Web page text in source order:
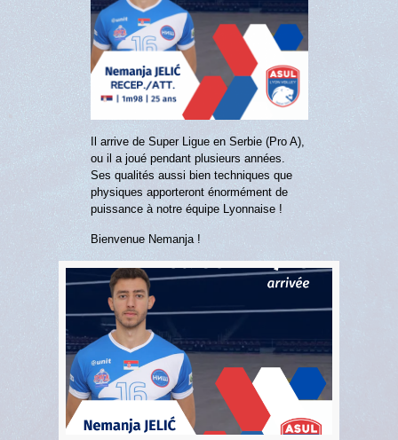
Il arrive de Super Ligue en Serbie (Pro A),
ou il a joué pendant plusieurs années.
Ses qualités aussi bien techniques que
physiques apporteront énormément de
puissance à notre équipe Lyonnaise !
Bienvenue Nemanja !